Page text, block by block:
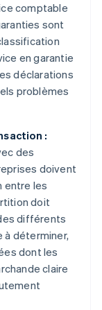
comptable
sont
en garantie
déclarations
problèmes
:
des
doivent
entre les
doit
différents
déterminer,
dont les
claire